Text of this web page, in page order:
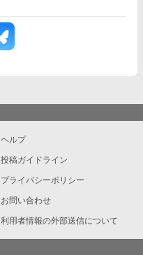
ヘルプ
投稿ガイドライン
プライバシーポリシー
お問い合わせ
利用者情報の外部送信について